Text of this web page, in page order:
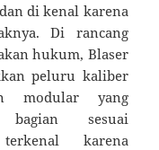
di kenal karena
Di rancang
hukum, Blaser
peluru kaliber
modular yang
bagian sesuai
karena